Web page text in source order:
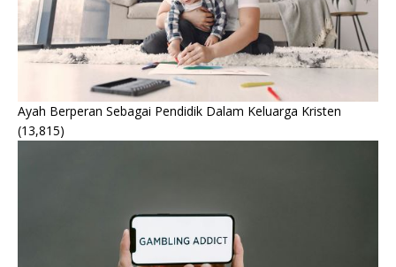
Ayah Berperan Sebagai Pendidik Dalam Keluarga Kristen
(13,815)